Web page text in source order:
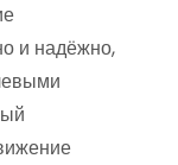
и надёжно,